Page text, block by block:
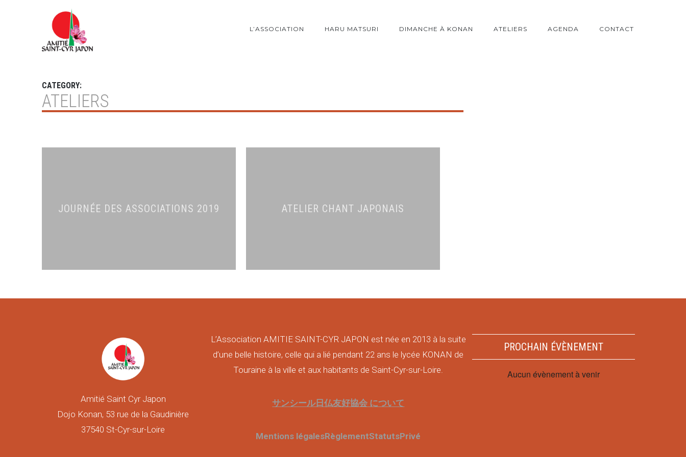
L’ASSOCIATION HARU MATSURI DIMANCHE À KONAN ATELIERS AGENDA CONTACT
CATEGORY:
ATELIERS
JOURNÉE DES ASSOCIATIONS 2019 ATELIER CHANT JAPONAIS
Amitié Saint Cyr Japon
Dojo Konan, 53 rue de la Gaudinière
37540 St-Cyr-sur-Loire
L’Association AMITIE SAINT-CYR JAPON est née en 2013 à la suite
d’une belle histoire, celle qui a lié pendant 22 ans le lycée KONAN de
Touraine à la ville et aux habitants de Saint-Cyr-sur-Loire.
サンシール日仏友好協会 について
Mentions légalesRèglementStatutsPrivé
PROCHAIN ÉVÈNEMENT
Aucun évènement à venir